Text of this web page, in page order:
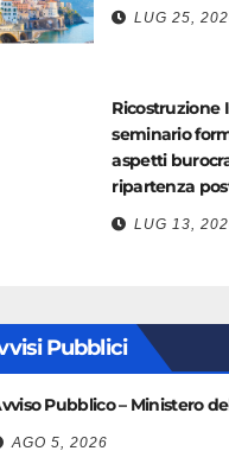
LUG 25,
Ricostruzione
seminario
aspetti
ripartenza
LUG 13,
Pubblici
Pubblico – Ministero
AGO 5, 2026